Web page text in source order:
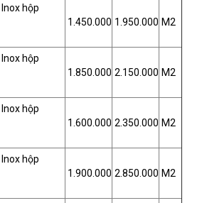
hộp
1.450.000 1.950.000 M2
hộp
1.850.000 2.150.000 M2
hộp
1.600.000 2.350.000 M2
hộp
1.900.000 2.850.000 M2